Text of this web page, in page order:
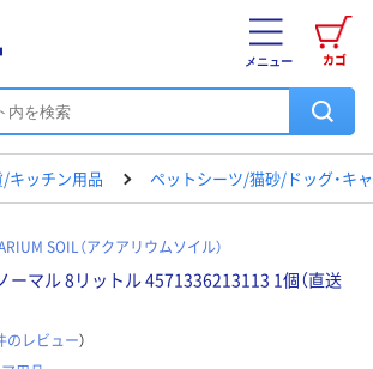
カゴ
メニュー
キッチン用品 ペットシーツ/猫砂/ドッグ・キ
SOIL（アクアリウムソイル）
ーマル 8リットル 4571336213113 1個（直送
のレビュー）